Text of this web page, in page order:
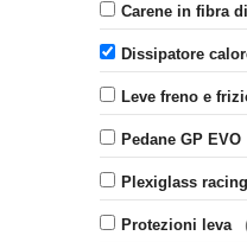
Carene in fibra
Dissipatore
Leve freno e
Pedane GP EVO
Plexiglass racing
Protezioni leva